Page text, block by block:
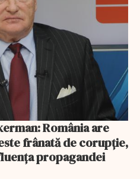
frânată de corupție,
propagandei